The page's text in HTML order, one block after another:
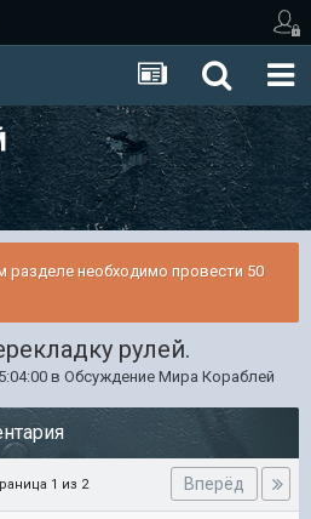
разделе необходимо провести 50
рулей.
в Обсуждение Мира Кораблей
Вперёд
1 из 2